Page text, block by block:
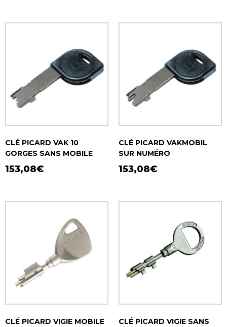
CLÉ PICARD VAK 10
GORGES SANS MOBILE
153,08€
CLÉ PICARD VAKMOBIL
SUR NUMÉRO
153,08€
CLÉ PICARD VIGIE MOBILE
CLÉ PICARD VIGIE SANS